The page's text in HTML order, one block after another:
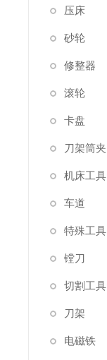
压床
砂轮
修整器
滚轮
卡盘
刀架筒夹
机床工具
车道
特殊工具
镗刀
切割工具
刀架
电磁铁